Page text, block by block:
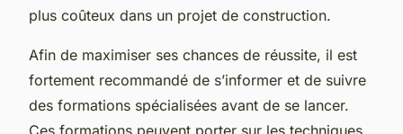
plus coûteux dans un projet de construction.
Afin de maximiser ses chances de réussite, il est
fortement recommandé de s’informer et de suivre
des formations spécialisées avant de se lancer.
Ces formations peuvent porter sur les techniques